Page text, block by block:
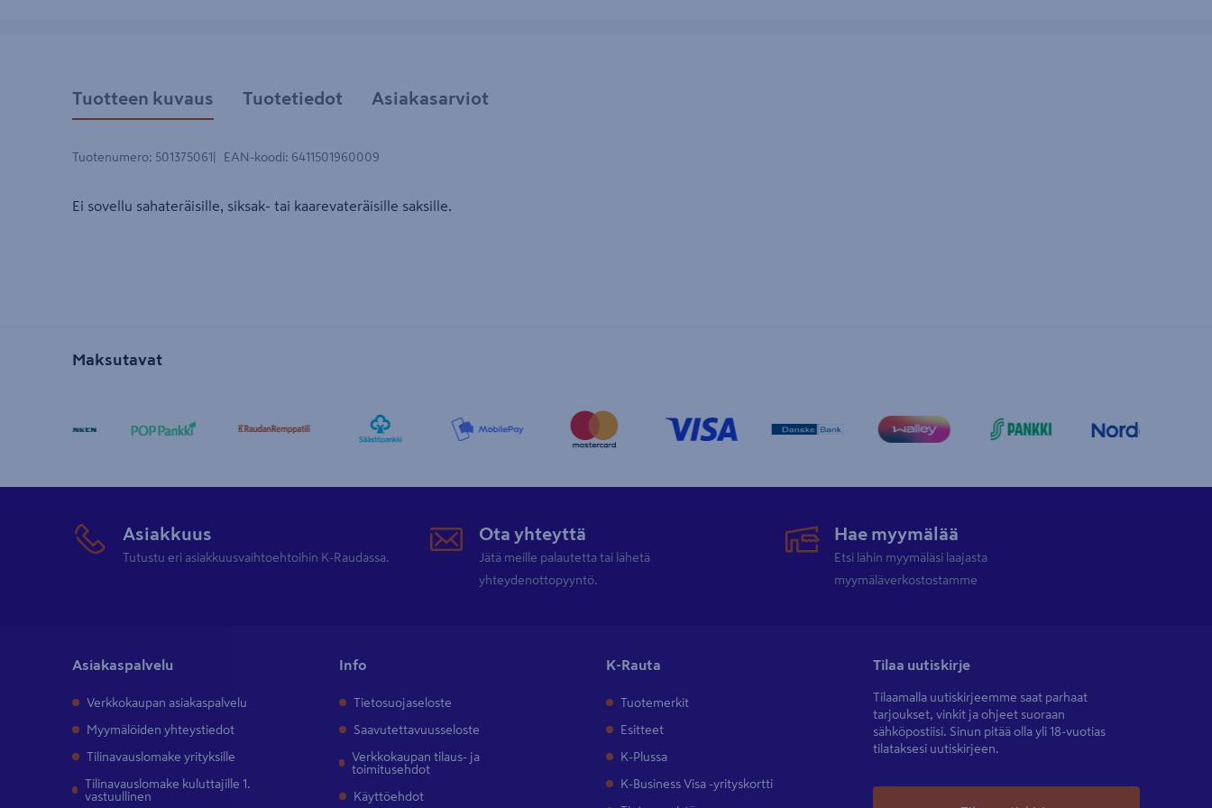
Tuotteen kuvaus Tuotetiedot Asiakasarviot
Tuotenumero: 501375061 EAN-koodi: 6411501960009
Ei sovellu sahateräisille, siksak- tai kaarevateräisille saksille.
Maksutavat
Asiakkuus
Tutustu eri asiakkuusvaihtoehtoihin K-Raudassa.
Ota yhteyttä
Jätä meille palautetta tai lähetä
yhteydenottopyyntö.
Hae myymälää
Etsi lähin myymäläsi laajasta
myymäläverkostostamme
Asiakaspalvelu
Verkkokaupan asiakaspalvelu
Myymälöiden yhteystiedot
Tilinavauslomake yrityksille
Tilinavauslomake kuluttajille 1.
vastuullinen
Info
Tietosuojaseloste
Saavutettavuusseloste
Verkkokaupan tilaus- ja
toimitusehdot
Käyttöehdot
K-Rauta
Tuotemerkit
Esitteet
K-Plussa
K-Business Visa -yrityskortti
Tilaa uutiskirje
Tilaamalla uutiskirjeemme saat parhaat
tarjoukset, vinkit ja ohjeet suoraan
sähköpostiisi. Sinun pitää olla yli 18-vuotias
tilataksesi uutiskirjeen.